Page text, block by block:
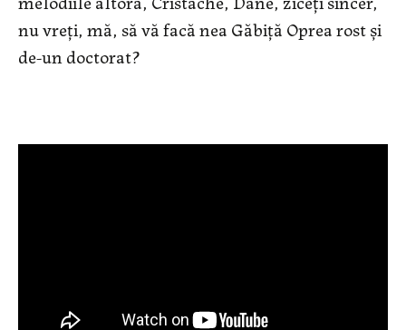
nu vreți, mă, să vă facă nea Găbiță Oprea rost și
de-un doctorat?